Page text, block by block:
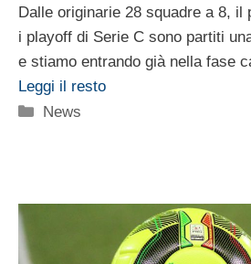
Dalle originarie 28 squadre a 8, il
i playoff di Serie C sono partiti
e stiamo entrando già nella fase
Leggi il resto
Categorie
News